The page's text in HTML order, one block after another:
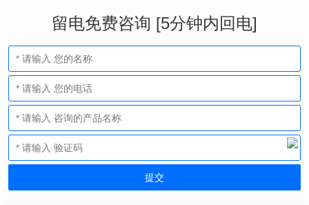
留电免费咨询 [5分钟内回电]